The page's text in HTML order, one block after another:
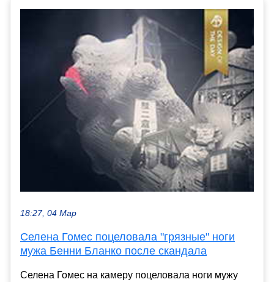
18:27, 04 Мар
Селена Гомес поцеловала "грязные" ноги
мужа Бенни Бланко после скандала
Селена Гомес на камеру поцеловала ноги мужу